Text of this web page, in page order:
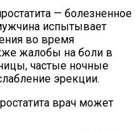
— болезненное
испытывает
во время
жалобы на боли в
частые ночные
эрекции.
врач может